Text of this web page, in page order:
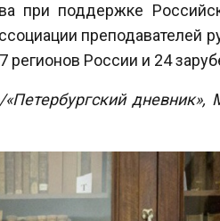
при поддержке
преподавателей
России и 24